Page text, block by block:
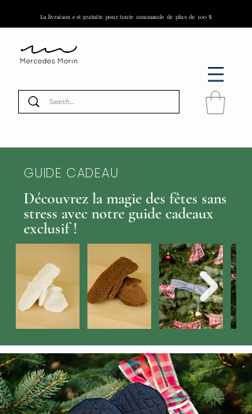
La livraison est gratuite pour toute commande de plus de 100 $
GUIDE CADEAU
Découvrez la magie des fêtes sans
stress avec notre guide cadeaux
exclusif !